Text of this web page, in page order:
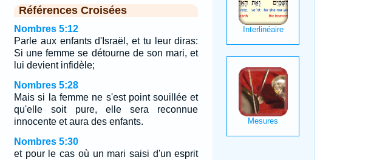
Références Croisées
Nombres 5:12
Parle aux enfants d'Israël, et tu leur diras:
Si une femme se détourne de son mari, et
lui devient infidèle;
Nombres 5:28
Mais si la femme ne s'est point souillée et
qu'elle soit pure, elle sera reconnue
innocente et aura des enfants.
Nombres 5:30
et pour le cas où un mari saisi d'un esprit